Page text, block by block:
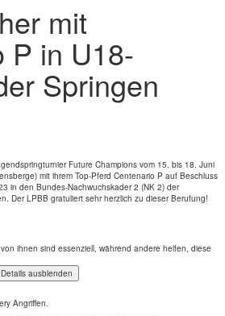
mit
P in U18-
Springen
Future Champions vom 15. bis 18. Juni
mit ihrem Top-Pferd Centenario P auf Beschluss
in den Bundes-Nachwuchskader 2 (NK 2) der
Der LPBB gratuliert sehr herzlich zu dieser Berufung!
ihnen sind essenziell, während andere helfen, diese
Details ausblenden
Angriffen.